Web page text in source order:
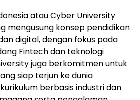
atau Cyber University
mengusung konsep pendidikan
digital, dengan fokus pada
Fintech dan teknologi
juga berkomitmen untuk
siap terjun ke dunia
berbasis industri dan